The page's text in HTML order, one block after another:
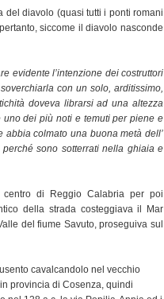
del diavolo (quasi tutti i ponti romani
siccome il diavolo nasconde
evidente l’intenzione dei costruttori
con un solo, arditissimo,
doveva librarsi ad una altezza
dei più noti e temuti per piene e
colmato una buona metà dell’
sono sotterrati nella ghiaia e
centro di Reggio Calabria per poi
della strada costeggiava il Mar
del fiume Savuto, proseguiva sul
cavalcandolo nel vecchio
provincia di Cosenza, quindi